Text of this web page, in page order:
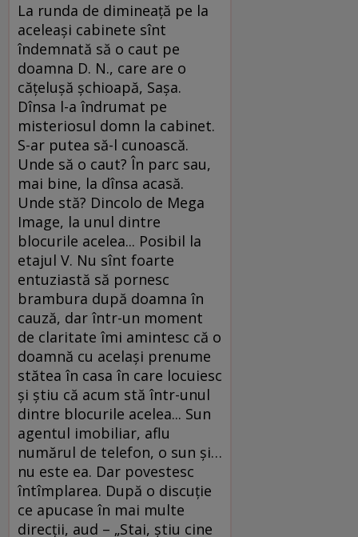
La runda de dimineaţă pe la
aceleaşi cabinete sînt
îndemnată să o caut pe
doamna D. N., care are o
căţeluşă şchioapă, Saşa.
Dînsa l-a îndrumat pe
misteriosul domn la cabinet.
S-ar putea să-l cunoască.
Unde să o caut? În parc sau,
mai bine, la dînsa acasă.
Unde stă? Dincolo de Mega
Image, la unul dintre
blocurile acelea... Posibil la
etajul V. Nu sînt foarte
entuziastă să pornesc
brambura după doamna în
cauză, dar într-un moment
de claritate îmi amintesc că o
doamnă cu acelaşi prenume
stătea în casa în care locuiesc
şi ştiu că acum stă într-unul
dintre blocurile acelea... Sun
agentul imobiliar, aflu
numărul de telefon, o sun şi…
nu este ea. Dar povestesc
întîmplarea. După o discuţie
ce apucase în mai multe
direcţii, aud – „Stai, ştiu cine